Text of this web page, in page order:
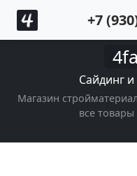
+7
Сайдинг
Магазин
все